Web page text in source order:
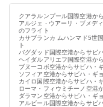
クアラルンプール国際空港か
アルジェ - ウアーリ・ブメデ
のフライト
カサブランカ ムハンマド5世
ト
バグダッド国際空港からサビ
ヘイダルアリエフ国際空港か
ブヌーコボ空港からサビハ・
ソフィア空港からサビハ・ギ
カイロ国際空港からサビハ・
ローマ・フィウミチーノ空港
ダラマン空港からサビハ・ギ
アルビール国際空港からサビ